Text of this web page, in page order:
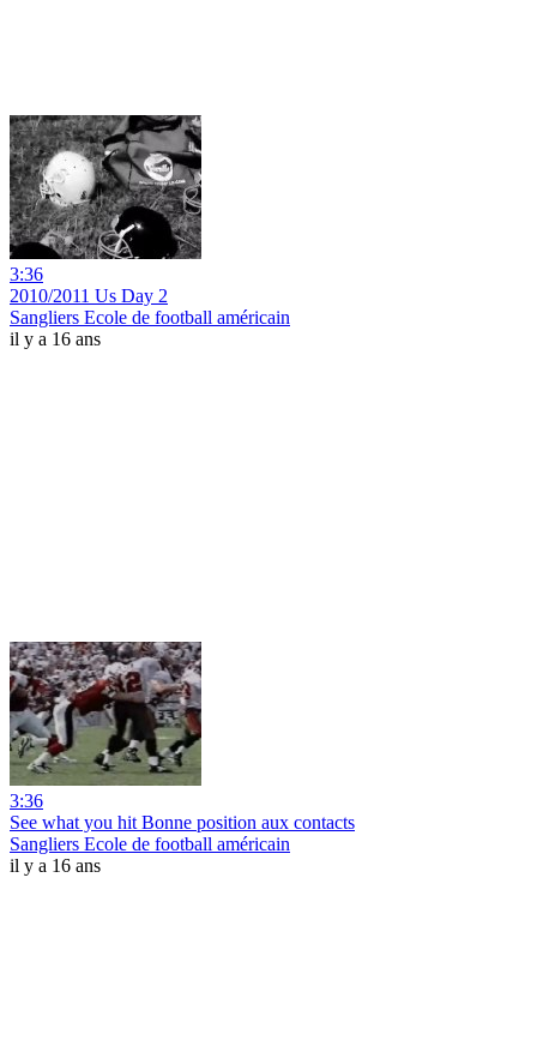
3:36
2010/2011 Us Day 2
Sangliers Ecole de football américain
il y a 16 ans
3:36
See what you hit Bonne position aux contacts
Sangliers Ecole de football américain
il y a 16 ans